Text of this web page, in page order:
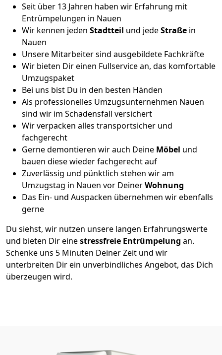
Seit über 13 Jahren haben wir Erfahrung mit
Entrümpelungen in Nauen
Wir kennen jeden Stadtteil und jedeStraße in
Nauen
Unsere Mitarbeiter sind ausgebildete Fachkräfte
Wir bieten Dir einen Fullservice an, das komfortable
Umzugspaket
Bei uns bist Du in den besten Händen
Als professionelles Umzugsunternehmen Nauen
sind wir im Schadensfall versichert
Wir verpacken alles transportsicher und
fachgerecht
Gerne demontieren wir auch Deine Möbel und
bauen diese wieder fachgerecht auf
Zuverlässig und pünktlich stehen wir am
Umzugstag in Nauen vor DeinerWohnung
Das Ein- und Auspacken übernehmen wir ebenfalls
gerne
Du siehst, wir nutzen unsere langen Erfahrungswerte
und bieten Dir einestressfreie Entrümpelung an.
Schenke uns 5 Minuten Deiner Zeit und wir
unterbreiten Dir ein unverbindliches Angebot, das Dich
überzeugen wird.